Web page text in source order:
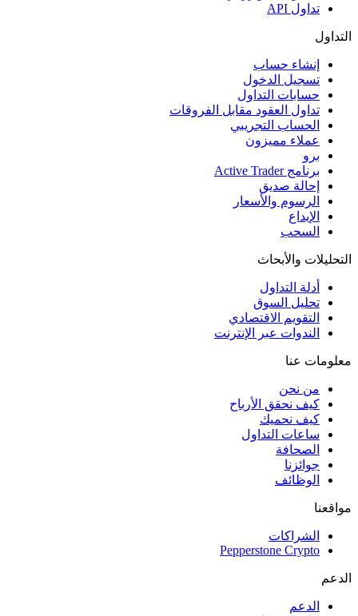
تداول API
التداول
إنشاء حساب
تسجيل الدخول
حسابات التداول
تداول العقود مقابل الفروقات
الحساب التجريبي
عملاء مميزون
برو
برنامج Active Trader
إحالة صديق
الرسوم والأسعار
الإيداع
السحب
التحليلات والأبحاث
أدلة التداول
تحليل السوق
التقويم الاقتصادي
الندوات عبر الإنترنت
معلومات عنا
من نحن
كيف نحقق الأرباح
كيف نحميك
ساعات التداول
الصحافة
جوائزنا
الوظائف
مواقعنا
الشراكات
Pepperstone Crypto
الدعم
الدعم